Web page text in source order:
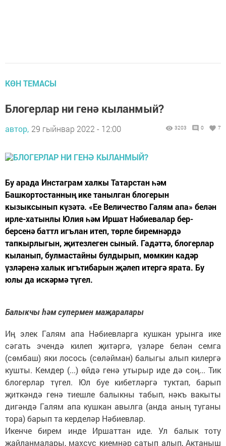
КӨН ТЕМАСЫ
Блогерлар ни генә кыланмый?
автор, 29 гыйнвар 2022 - 12:00 3203 0 7
Бу арада Инстаграм халкы Татарстан һәм
Башкортостанның ике танылган блогерын
кызыксынып күзәтә. «Ее Величество Галям апа» белән
ирле-хатынлы Юлия һәм Иршат Нәбиевалар бер-
берсенә баттл игълан итеп, төрле биремнәрдә
тапкырлыгын, җитезлеген сыный. Гадәттә, блогерлар
кыланып, булмастайны булдырып, мөмкин кадәр
үзләренә халык игътибарын җәлеп итергә ярата. Бу
юлы да искәрмә түгел.
Балыкчы һәм супермен маҗаралары
Иң элек Галям апа Нәбиевларга кушкан урынга ике
сәгать эчендә килеп җитәргә, үзләре белән семга
(сөмбаш) яки лосось (сөләйман) балыгы алып килергә
кушты. Кемдер (...) өйдә генә утырыр иде дә соң... Тик
блогерлар түгел. Юл буе кибетләргә туктап, барып
җиткәндә генә тиешле балыкны табып, нәкъ вакыты
дигәндә Галям апа кушкан авылга (анда аның туганы
тора) барып та керделәр Нәбиевлар.
Икенче бирем инде Иршаттан иде. Ул балык тоту
җайланмалары, махсус киемнәр сатып алып, Актаныш